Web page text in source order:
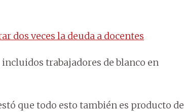
dos veces la deuda a docentes
trabajadores de blanco en
que todo esto también es producto de